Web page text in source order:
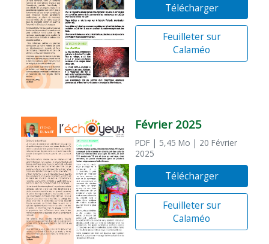
Télécharger
Feuilleter sur
Calaméo
Février 2025
PDF | 5,45 Mo | 20 Février
2025
Télécharger
Feuilleter sur
Calaméo